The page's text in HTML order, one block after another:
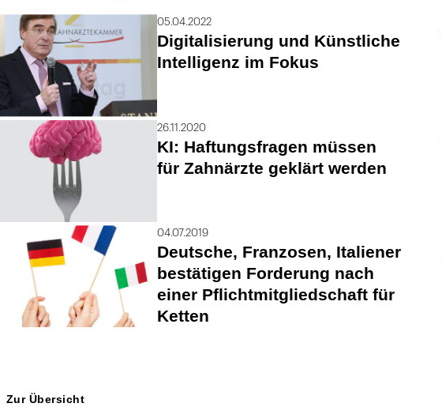
05.04.2022
Digitalisierung und Künstliche
Intelligenz im Fokus
26.11.2020
KI: Haftungsfragen müssen
für Zahnärzte geklärt werden
04.07.2019
Deutsche, Franzosen, Italiener
bestätigen Forderung nach
einer Pflichtmitgliedschaft für
Ketten
Zur Übersicht